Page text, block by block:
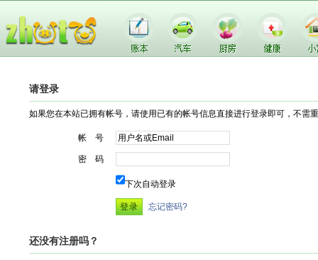
请登录
如果您在本站已拥有帐号，请使用已有的帐号信息直接进行登录即可，不需
帐 号
密 码
下次自动登录
忘记密码?
还没有注册吗？